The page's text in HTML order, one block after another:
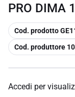
PRO DIMA
copia
Cod. prodotto
copia
Cod. produttore
Accedi per